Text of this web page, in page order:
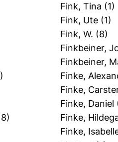
Fink, Tina (1)
Fink, Ute (1)
Fink, W. (8)
Finkbeiner,
Finkbeiner,
Finke,
Finke,
Finke, Daniel
Finke,
Finke,